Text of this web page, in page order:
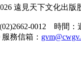
遠見天下文化出版
0012 時間：
服務信箱：